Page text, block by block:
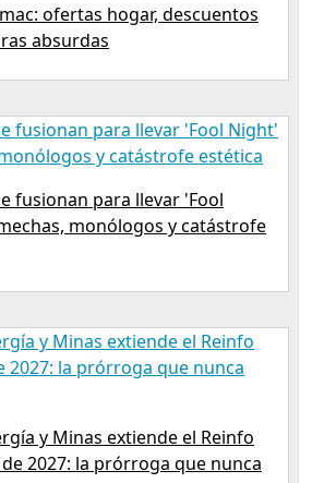
ofertas hogar, descuentos
absurdas
fusionan para llevar 'Fool
monólogos y catástrofe
y Minas extiende el Reinfo
2027: la prórroga que nunca